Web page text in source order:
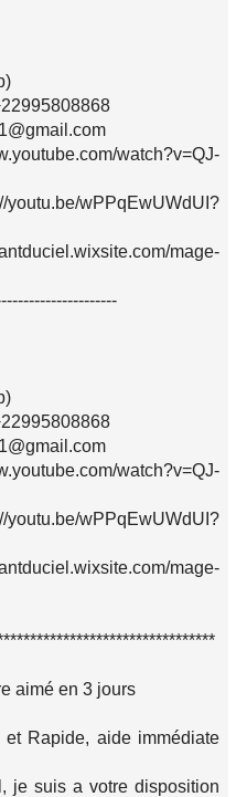
watch?v=QJ-
wPPqEwUWdUI?
mage-
watch?v=QJ-
wPPqEwUWdUI?
mage-
aimé en 3 jours
Rapide, aide immédiate
je suis a votre disposition